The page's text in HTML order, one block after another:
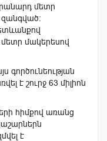
մետր
մակերեսով
գործունեության
է շուրջ 63 միլիոն
հիմքով առանց
է